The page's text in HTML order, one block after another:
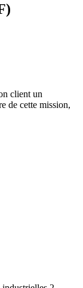
client un
de cette mission,